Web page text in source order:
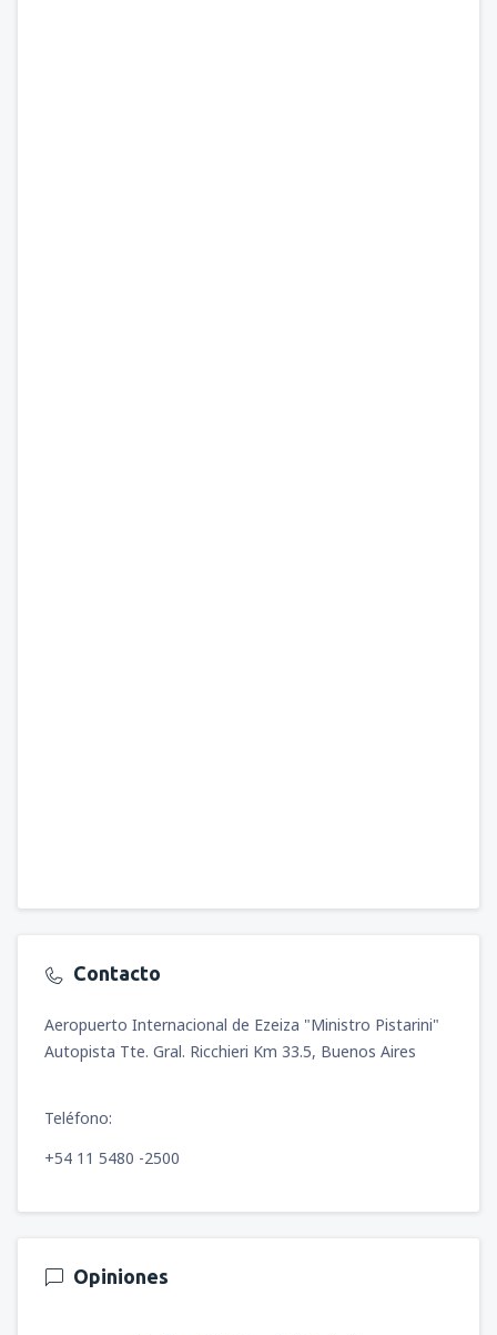
Contacto
Aeropuerto Internacional de Ezeiza "Ministro Pistarini"
Autopista Tte. Gral. Ricchieri Km 33.5, Buenos Aires
Teléfono:
+54 11 5480 -2500
Opiniones